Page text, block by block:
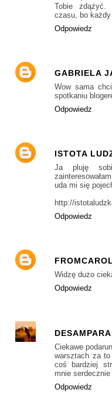
Tobie zdążyć.
czasu, bo każdy
Odpowiedz
GABRIELA
Wow sama
spotkaniu
Odpowiedz
ISTOTA
Ja pluję
uda mi się
http://
Odpowiedz
Widzę dużo
Odpowiedz
Ciekawe
warsztach za to
coś bardziej
mnie serdecznie
Odpowiedz